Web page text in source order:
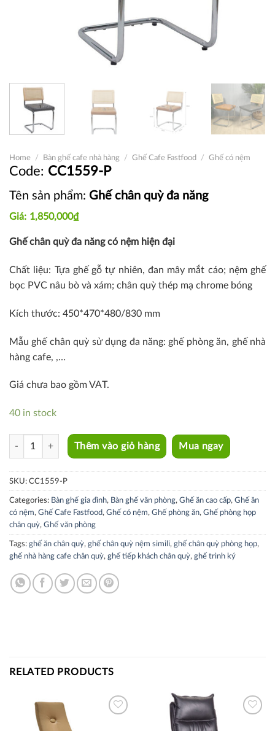
Home / Bàn ghế cafe nhà hàng / Ghế Cafe Fastfood / Ghế có nệm
CC1559-P
Tên sản phẩm: Ghế chân quỳ đa năng
1,850,000₫
Ghế chân quỳ đa năng có nệm hiện đại
Chất liệu: Tựa ghế gỗ tự nhiên, đan mây mắt cáo; nệm ghế
bọc PVC nâu bò và xám; chân quỳ thép mạ chrome bóng
Kích thước: 450*470*480/830 mm
Mẫu ghế chân quỳ sử dụng đa năng: ghế phòng ăn, ghế nhà
hàng cafe, ,…
Giá chưa bao gồm VAT.
40 in stock
CC1559-P quantity
Thêm vào giỏ hàng Mua ngay
SKU: CC1559-P
Categories: Bàn ghế gia đình, Bàn ghế văn phòng, Ghế ăn cao cấp, Ghế ăn
có nệm, Ghế Cafe Fastfood, Ghế có nệm, Ghế phòng ăn, Ghế phòng họp
chân quỳ, Ghế văn phòng
Tags: ghế ăn chân quỳ, ghế chân quỳ nệm simili, ghế chân quỳ phòng họp,
ghế nhà hàng cafe chân quỳ, ghế tiếp khách chân quỳ, ghế trình ký
RELATED PRODUCTS